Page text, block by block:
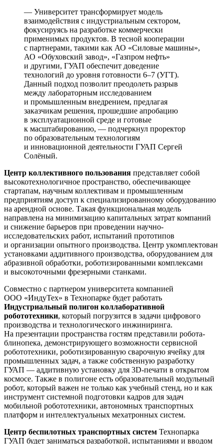
— Университет трансформирует модель
взаимодействия с индустриальным сектором,
фокусируясь на разработке коммерчески
применимых продуктов. В тесной кооперации
с партнерами, такими как АО «Силовые машины»,
АО «Обуховский завод», «Газпром нефть»
и другими, ГУАП обеспечит доведение
технологий до уровня готовности 6–7 (УГТ).
Данный подход позволит преодолеть разрыв
между лабораторным исследованием
и промышленным внедрением, предлагая
заказчикам решения, прошедшие апробацию
в эксплуатационной среде и готовые
к масштабированию, — подчеркнул проректор
по образовательным технологиям
и инновационной деятельности ГУАП Сергей
Солёный.
Центр коллективного пользования представляет собой
высокотехнологичное пространство, обеспечивающее
стартапам, научным коллективам и промышленным
предприятиям доступ к специализированному оборудованию
на арендной основе. Такая функциональная модель
направлена на минимизацию капитальных затрат компаний
и снижение барьеров при проведении научно-
исследовательских работ, испытаний прототипов
и организации опытного производства. Центр укомплектован
установками аддитивного производства, оборудованием для
абразивной обработки, роботизированными комплексами
и высокоточными фрезерными станками.
Совместно с партнером университета компанией
ООО «ИндуТех» в Технопарке будет работать
Индустриальный полигон коллаборативной
робототехники, который погрузится в задачи цифрового
производства и технологического инжиниринга.
На презентации пространства гостям представили робота-
блинопека, демонстрирующего возможности сервисной
робототехники, роботизированную сварочную ячейку для
промышленных задач, а также собственную разработку
ГУАП — аддитивную установку для 3D-печати в открытом
космосе. Также в полигоне есть образовательный модульный
робот, который важен не только как учебный стенд, но и как
инструмент системной подготовки кадров для задач
мобильной робототехники, автономных транспортных
платформ и интеллектуальных мехатронных систем.
Центр беспилотных транспортных систем Технопарка
ГУАП будет заниматься разработкой, испытаниями и вводом